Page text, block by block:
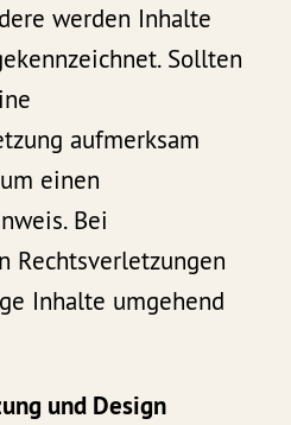
werden Inhalte
Sollten
aufmerksam
einen
Bei
Rechtsverletzungen
Inhalte umgehend
und Design